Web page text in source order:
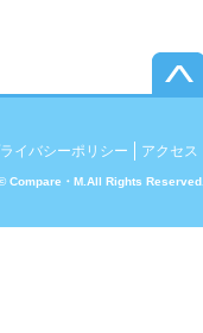
イバシーポリシー アクセス
Compare・M.All Rights Reserved.